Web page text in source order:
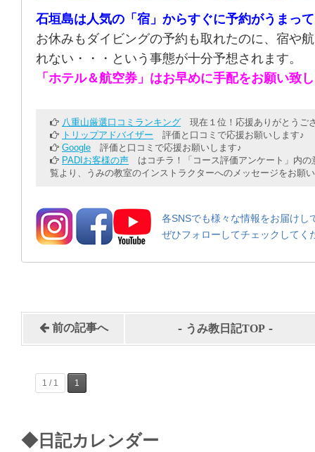
石垣島は人気の「宿」からすぐに予約がうまっ
お休みもダイビングの予約も取れたのに、宿や
れない・・・という事態が十分予想されます。
「ホテル＆航空券」はお早めに手配をお願い致
八重山厳選口コミランキング 現在１位！応援ありがとうご
トリップアドバイザー 評価と口コミで応援お願いします♪
Google 評価と口コミで応援お願いします♪
PADIお客様の声 はコチラ！「コース評価アンケート」内の
覧より、うみの教室のインストラクターへのメッセージをお願
各SNSでも様々な情報をお届けし
ぜひフォローしてチェックしてく
前の記事へ - うみ教日記TOP -
1 / 1 1
◆日記カレンダー